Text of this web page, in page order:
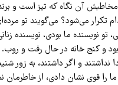
آن نگاه که تیز است و برنده.
می‌شود؟ می‌گویند تو مرده‌ای!
ما بودی، نویسنده زنانی
کنج خانه در حال رفت و روب.
و اگر داشتند، به زور شنیده
نشان دادی، از خاطرمان